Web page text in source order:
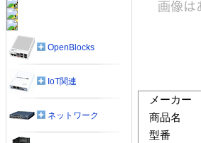
メーカー
商品名
型番
OpenBlocks
IoT関連
ネットワーク